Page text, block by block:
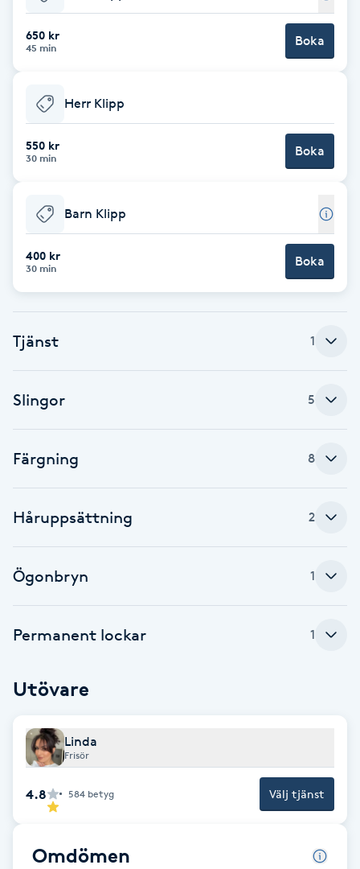
Babylights
Balayage
Barber
Barnklippning
BIAB
Bottenfärg
Brynfärgning
Bröllopsuppsättning
C
Celluliter
Coachning
Color correction
Damklippning
650 kr
45 min Boka
Herr Klipp
550 kr
30 min Boka
Barn Klipp
400 kr
30 min Boka
Tjänst 1
Slingor 5
Färgning 8
Håruppsättning 2
Ögonbryn 1
Permanent lockar 1
Utövare
Linda
Frisör
4.8 584 betyg Välj tjänst
Omdömen